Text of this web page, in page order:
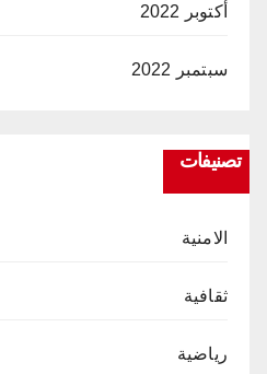
أكتوبر 2022
سبتمبر 2022
تصنيفات
الامنية
ثقافية
رياضية